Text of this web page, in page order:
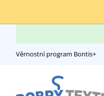
Věrnostní program Bontis+